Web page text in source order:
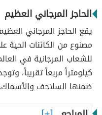
الحاجز المرجاني العظيم
يقع الحاجز المرجاني
مصنوع من الكائنات الحية
كيلومتراً مربعاً تقريباً،
ضمنها السلاحف والأسماك.